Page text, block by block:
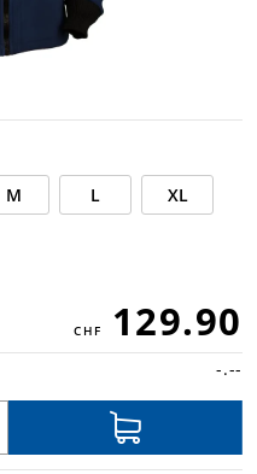
M L XL
129.90
-.--